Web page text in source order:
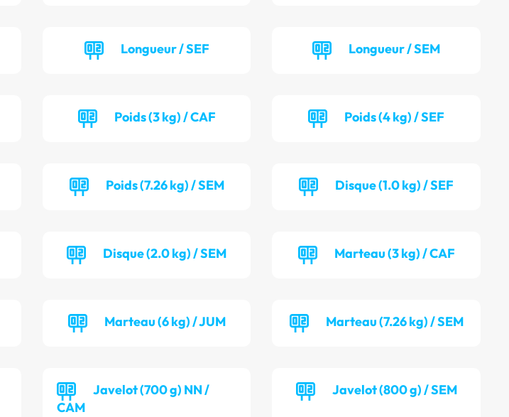
Longueur / SEF Longueur / SEM
Poids (3 kg) / CAF Poids (4 kg) / SEF
Poids (7.26 kg) / SEM Disque (1.0 kg) / SEF
Disque (2.0 kg) / SEM Marteau (3 kg) / CAF
Marteau (6 kg) / JUM Marteau (7.26 kg) / SEM
Javelot (700 g) NN /
CAM
Javelot (800 g) / SEM